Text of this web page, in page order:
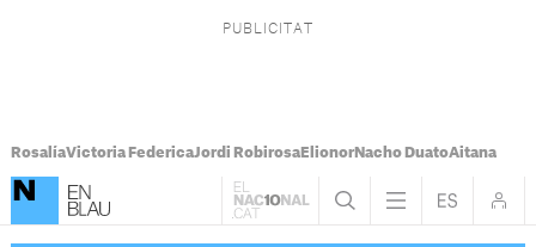
RosalíaVictoria FedericaJordi RobirosaElionorNacho DuatoAitana